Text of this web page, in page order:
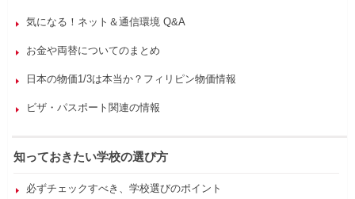
気になる！ネット＆通信環境 Q&A
お金や両替についてのまとめ
日本の物価1/3は本当か？フィリピン物価情報
ビザ・パスポート関連の情報
知っておきたい学校の選び方
必ずチェックすべき、学校選びのポイント